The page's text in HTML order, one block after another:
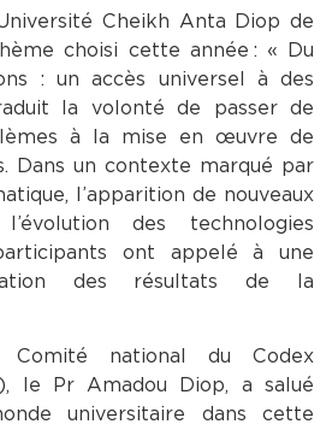
Cheikh Anta Diop de
choisi cette année : « Du
: un accès universel à des
la volonté de passer de
à la mise en œuvre de
Dans un contexte marqué par
l’apparition de nouveaux
des technologies
ont appelé à une
des résultats de la
national du Codex
le Pr Amadou Diop, a salué
universitaire dans cette